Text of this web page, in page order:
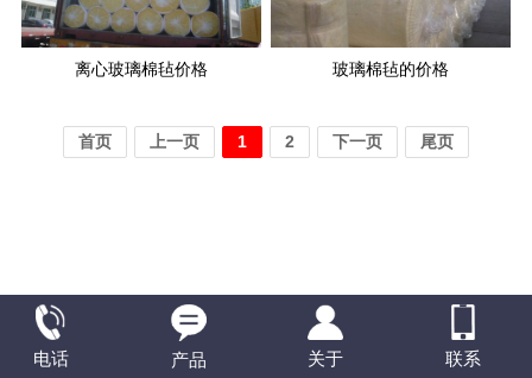
离心玻璃棉毡价格 玻璃棉毡的价格
首页 上一页 1 2 下一页 尾页
电话 产品 关于 联系